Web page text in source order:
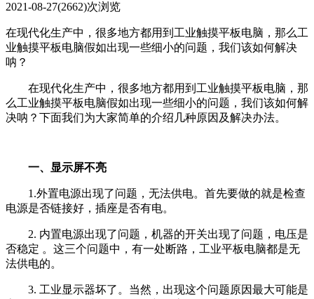
2021-08-27(2662)次浏览
在现代化生产中，很多地方都用到工业触摸平板电脑，那么工
业触摸平板电脑假如出现一些细小的问题，我们该如何解决
呐？
在现代化生产中，很多地方都用到工业触摸平板电脑，那
么工业触摸平板电脑假如出现一些细小的问题，我们该如何解
决呐？下面我们为大家简单的介绍几种原因及解决办法。
一、显示屏不亮
1.外置电源出现了问题，无法供电。首先要做的就是检查
电源是否链接好，插座是否有电。
2. 内置电源出现了问题，机器的开关出现了问题，电压是
否稳定 。这三个问题中，有一处断路，工业平板电脑都是无
法供电的。
3. 工业显示器坏了。当然，出现这个问题原因最大可能是